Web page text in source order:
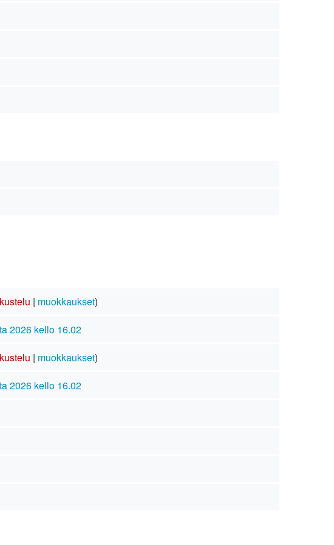
| muokkaukset)
2026 kello 16.02
| muokkaukset)
2026 kello 16.02